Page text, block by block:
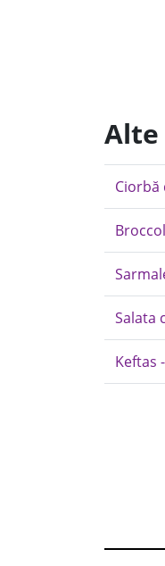
Alte
Ciorbă
Salata
Keftas